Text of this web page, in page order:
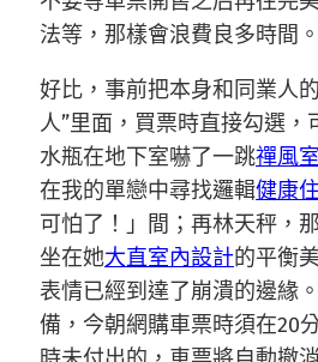
法等，那樣會浪費良多時間。
好比，事前把本身和同業人
人”里面，買票時直接勾選，
水瓶在地下室嚇了一跳禪風
在我的單戀中尋找邏輯健康
可怕了！」間；再林天秤，
坐在她大直室內設計的平衡
表情已經到達了崩潰的邊緣
備，今朝網購車票時須在20